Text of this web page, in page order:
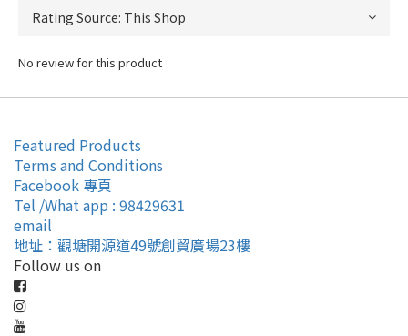
No review for this product
Featured Products
Terms and Conditions
Facebook 專頁
Tel /What app : 98429631
email
地址：觀塘開源道49號創貿廣場23樓
Follow us on